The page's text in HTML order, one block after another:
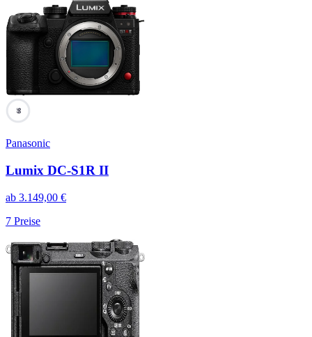
99
Panasonic
Lumix DC-S1R II
ab 3.149,00 €
7 Preise